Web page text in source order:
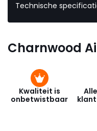
Technische
Charnwood
Kwaliteit is
onbetwistbaar